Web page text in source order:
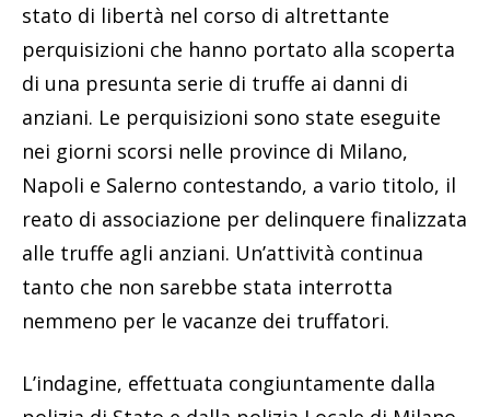
stato di libertà nel corso di altrettante
perquisizioni che hanno portato alla scoperta
di una presunta serie di truffe ai danni di
anziani. Le perquisizioni sono state eseguite
nei giorni scorsi nelle province di Milano,
Napoli e Salerno contestando, a vario titolo, il
reato di associazione per delinquere finalizzata
alle truffe agli anziani. Un’attività continua
tanto che non sarebbe stata interrotta
nemmeno per le vacanze dei truffatori.
L’indagine, effettuata congiuntamente dalla